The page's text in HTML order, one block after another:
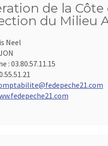
de la
du Milieu
Neel
: 03.80.57.11.15